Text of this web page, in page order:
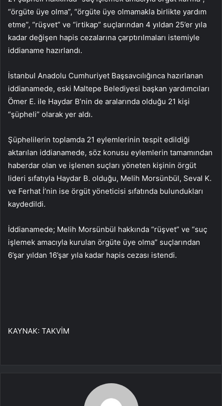
“örgüte üye olma”, “örgüte üye olmamakla birlikte yardım
etme”, “rüşvet” ve “irtikap” suçlarından 4 yıldan 25’er yıla
kadar değişen hapis cezalarına çarptırılmaları istemiyle
iddianame hazırlandı.
İstanbul Anadolu Cumhuriyet Başsavcılığınca hazırlanan
iddianamede, eski Maltepe Belediyesi başkan yardımcıları
Ömer E. ile Haydar B’nin de aralarında olduğu 21 kişi
“şüpheli” olarak yer aldı.
Şüphelilerin toplamda 21 eylemlerinin tespit edildiği
aktarılan iddianamede, söz konusu eylemlerin tamamından
haberdar olan ve işlenen suçları yöneten kişinin örgüt
lideri sıfatıyla Haydar B. olduğu, Melih Morsünbül, Seval K.
ve Ferhat İ’nin ise örgüt yöneticisi sıfatında bulundukları
kaydedildi.
İddianamede; Melih Morsünbül hakkında “rüşvet” ve “suç
işlemek amacıyla kurulan örgüte üye olma” suçlarından
6’şar yıldan 16’şar yıla kadar hapis cezası istendi.
KAYNAK: TAKVİM